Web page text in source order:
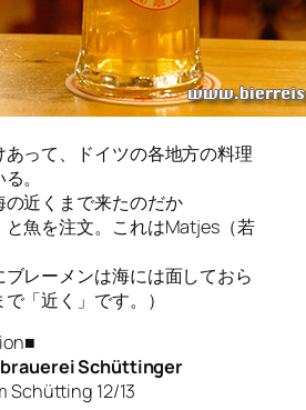
って、ドイツの各地方の料理
。
の近くまで来たのだか
と魚を注文。これはMatjes（若
ブレーメンは海には面しておら
「近く」です。）
Schüttinger
Schütting 12/13